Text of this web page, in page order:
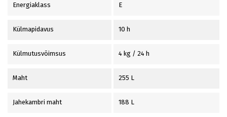
Energiaklass E
Külmapidavus 10 h
Külmutusvõimsus 4 kg / 24 h
Maht 255 L
Jahekambri maht 188 L